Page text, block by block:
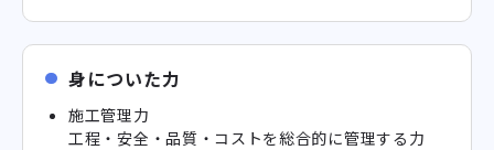
身についた力
施工管理力
工程・安全・品質・コストを総合的に管理する力